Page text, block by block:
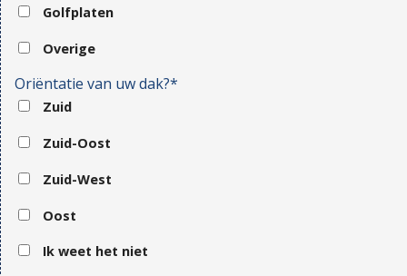
Golfplaten
Overige
Oriëntatie van uw dak?*
Zuid
Zuid-Oost
Zuid-West
Oost
Ik weet het niet